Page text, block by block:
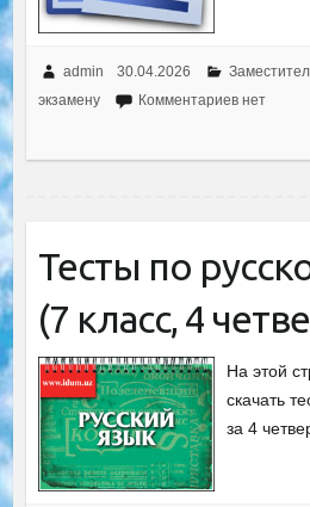
admin 30.04.2026
экзамену
Комментариев нет
Тесты по
(7 класс, 4
На этой
скачать
за 4